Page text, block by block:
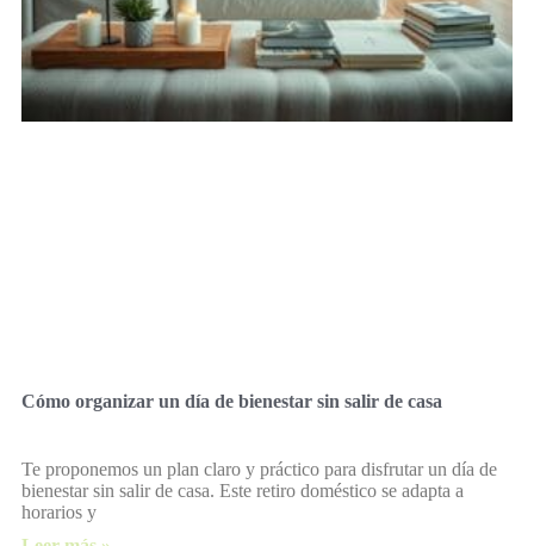
Cómo organizar un día de bienestar sin salir de casa
Te proponemos un plan claro y práctico para disfrutar un día de
bienestar sin salir de casa. Este retiro doméstico se adapta a
horarios y